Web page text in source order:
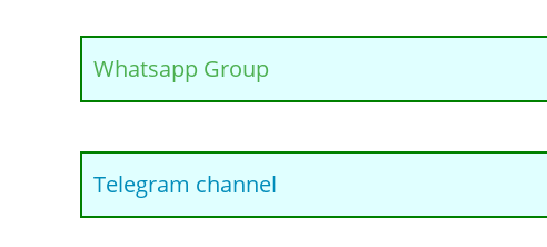
Whatsapp Group
Telegram channel